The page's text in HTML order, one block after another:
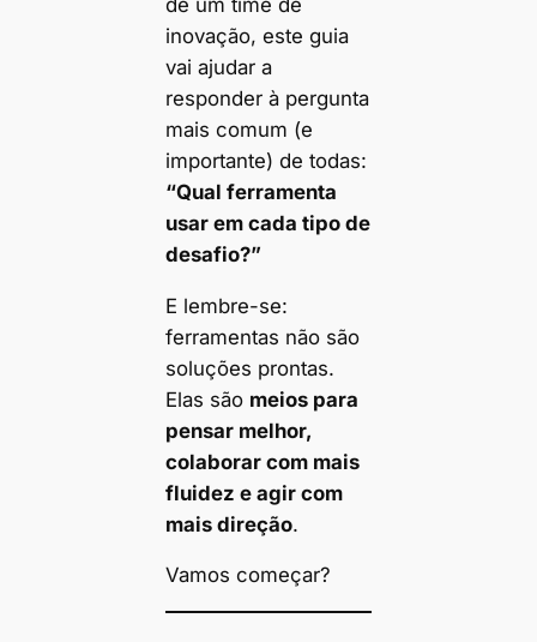
inovação, este guia
vai ajudar a
responder à pergunta
mais comum (e
importante) de todas:
“Qual ferramenta
usar em cada tipo de
desafio?”
E lembre-se:
ferramentas não são
soluções prontas.
Elas são meios para
pensar melhor,
colaborar com mais
fluidez e agir com
mais direção.
Vamos começar?